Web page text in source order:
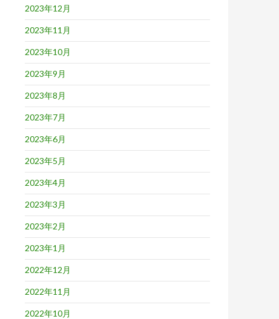
2023年12月
2023年11月
2023年10月
2023年9月
2023年8月
2023年7月
2023年6月
2023年5月
2023年4月
2023年3月
2023年2月
2023年1月
2022年12月
2022年11月
2022年10月